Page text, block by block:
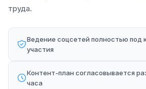
труда.
Ведение соцсетей полностью под
участия
Контент-план согласовывается
часа